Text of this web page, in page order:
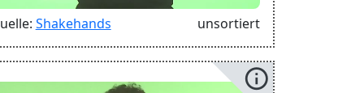
Shakehands unsortiert
info